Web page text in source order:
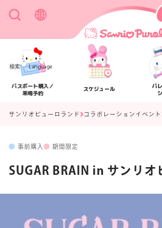
検索 Language
パスポート購入／
来場予約
スケジュール
パ
サンリオピューロランド コラボレーションイベント
事前購入 期間限定
SUGAR BRAIN in サンリオ